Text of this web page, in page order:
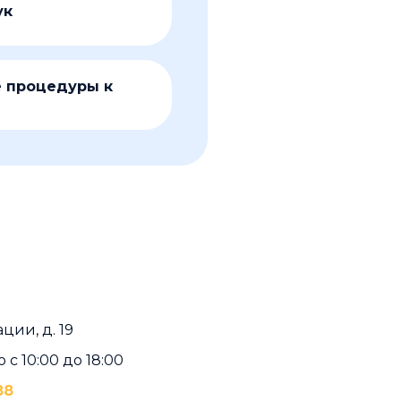
процедуры к
д. 19
10:00 до 18:00